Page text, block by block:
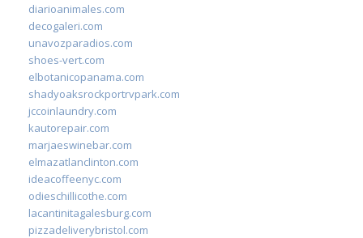
diarioanimales.com
decogaleri.com
unavozparadios.com
shoes-vert.com
elbotanicopanama.com
shadyoaksrockportrvpark.com
jccoinlaundry.com
kautorepair.com
marjaeswinebar.com
elmazatlanclinton.com
ideacoffeenyc.com
odieschillicothe.com
lacantinitagalesburg.com
pizzadeliverybristol.com